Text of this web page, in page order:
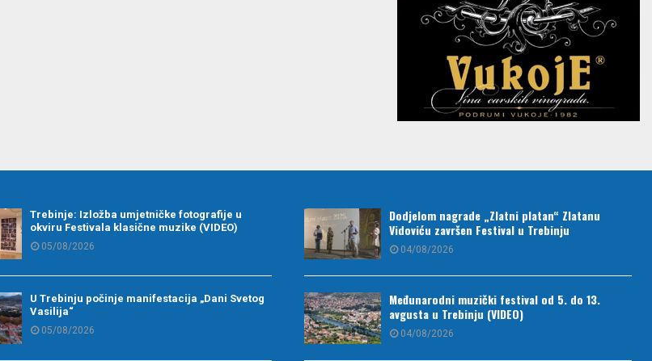
Trebinje: Izložba umjetničke fotografije u
okviru Festivala klasične muzike (VIDEO)
05/08/2026
U Trebinju počinje manifestacija „Dani Svetog
Vasilija“
05/08/2026
Dodjelom nagrade „Zlatni platan“ Zlatanu
Vidoviću završen Festival u Trebinju
04/08/2026
Međunarodni muzički festival od 5. do 13.
avgusta u Trebinju (VIDEO)
04/08/2026